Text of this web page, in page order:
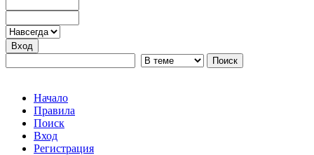
Начало
Правила
Поиск
Вход
Регистрация